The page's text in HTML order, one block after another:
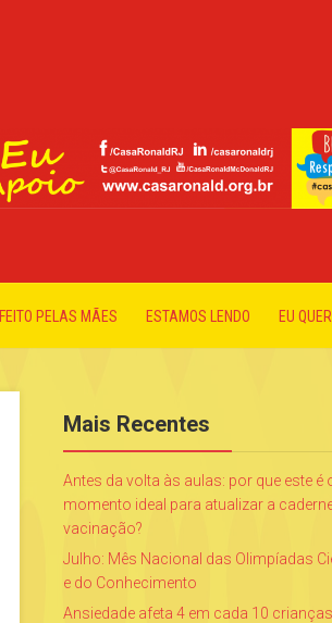
FEITO PELAS MÃES ESTAMOS LENDO EU
Mais Recentes
Antes da volta às aulas: por que este é
momento ideal para atualizar a
vacinação?
Julho: Mês Nacional das Olimpíadas
e do Conhecimento
Ansiedade afeta 4 em cada 10